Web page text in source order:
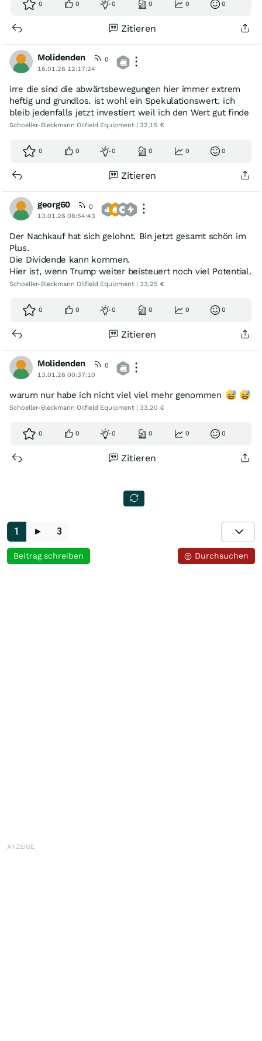
0 0 0 0 0 0
Zitieren
Molidenden
0
16.01.26 12:17:24
irre die sind die abwärtsbewegungen hier immer extrem
heftig und grundlos. ist wohl ein Spekulationswert. ich
bleib jedenfalls jetzt investiert weil ich den Wert gut finde
Schoeller-Bleckmann Oilfield Equipment | 32,15 €
0 0 0 0 0 0
Zitieren
georg60
0
13.01.26 08:54:43
Der Nachkauf hat sich gelohnt. Bin jetzt gesamt schön im
Plus.
Die Dividende kann kommen.
Hier ist, wenn Trump weiter beisteuert noch viel Potential.
Schoeller-Bleckmann Oilfield Equipment | 33,25 €
0 0 0 0 0 0
Zitieren
Molidenden
0
13.01.26 00:37:10
warum nur habe ich nicht viel viel mehr genommen
Schoeller-Bleckmann Oilfield Equipment | 33,20 €
0 0 0 0 0 0
Zitieren
1 ► 3
Durchsuchen
Beitrag schreiben